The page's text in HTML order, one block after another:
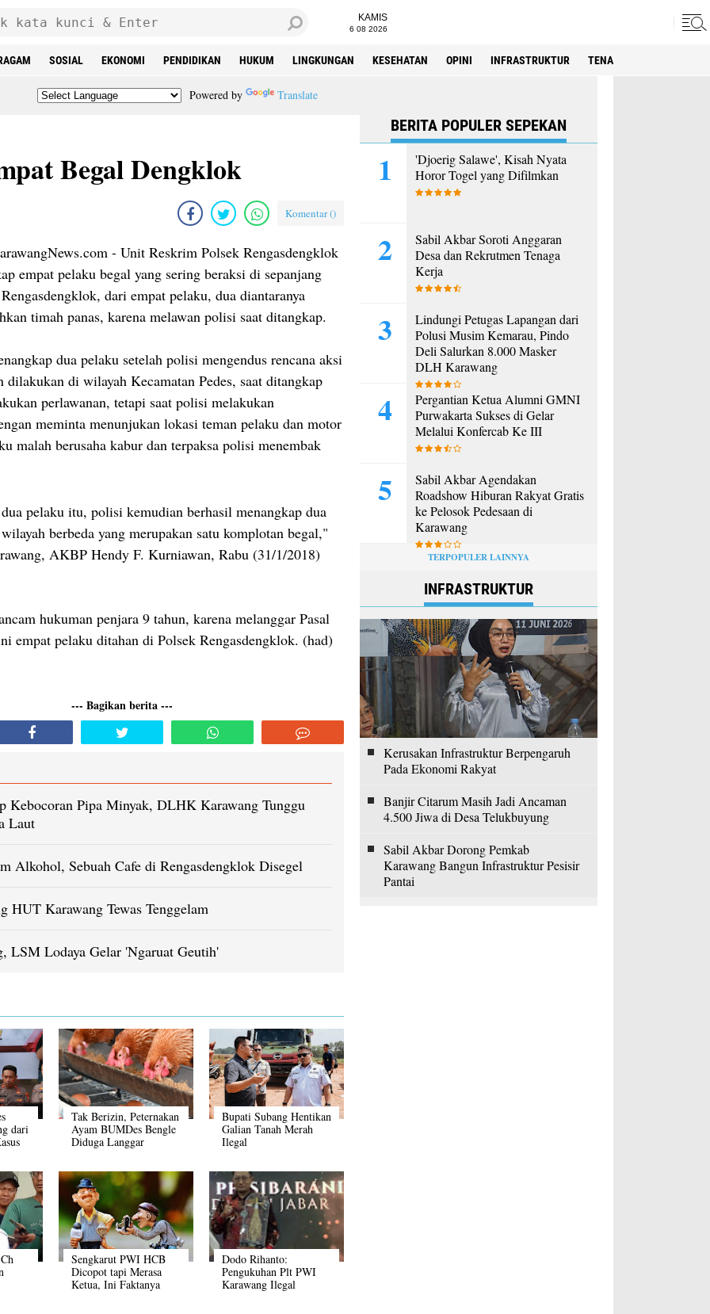
KAMIS
6 08 2026
SOSIAL EKONOMI PENDIDIKAN HUKUM LINGKUNGAN KESEHATAN OPINI INFRASTRUKTUR TENAGA KERJA
Powered by Translate
Begal Dengklok
Komentar ()
- Unit Reskrim Polsek Rengasdengklok
empat pelaku begal yang sering beraksi di sepanjang
dari empat pelaku, dua diantaranya
timah panas, karena melawan polisi saat ditangkap.
dua pelaku setelah polisi mengendus rencana aksi
dilakukan di wilayah Kecamatan Pedes, saat ditangkap
perlawanan, tetapi saat polisi melakukan
meminta menunjukan lokasi teman pelaku dan motor
malah berusaha kabur dan terpaksa polisi menembak
pelaku itu, polisi kemudian berhasil menangkap dua
berbeda yang merupakan satu komplotan begal,"
AKBP Hendy F. Kurniawan, Rabu (31/1/2018)
hukuman penjara 9 tahun, karena melanggar Pasal
empat pelaku ditahan di Polsek Rengasdengklok. (had)
--- Bagikan berita ---
Kebocoran Pipa Minyak, DLHK Karawang Tunggu
Laut
Alkohol, Sebuah Cafe di Rengasdengklok Disegel
HUT Karawang Tewas Tenggelam
LSM Lodaya Gelar 'Ngaruat Geutih'
dari
Tak Berizin, Peternakan
Ayam BUMDes Bengle
Diduga Langgar
Bupati Subang Hentikan
Galian Tanah Merah
Ilegal
Sengkarut PWI HCB
Dicopot tapi Merasa
Ketua, Ini Faktanya
Dodo Rihanto:
Pengukuhan Plt PWI
Karawang Ilegal
BERITA POPULER SEPEKAN
'Djoerig Salawe', Kisah Nyata
Horor Togel yang Difilmkan
Sabil Akbar Soroti Anggaran
Desa dan Rekrutmen Tenaga
Kerja
Lindungi Petugas Lapangan dari
Polusi Musim Kemarau, Pindo
Deli Salurkan 8.000 Masker
DLH Karawang
Pergantian Ketua Alumni GMNI
Purwakarta Sukses di Gelar
Melalui Konfercab Ke III
Sabil Akbar Agendakan
Roadshow Hiburan Rakyat Gratis
ke Pelosok Pedesaan di
Karawang
TERPOPULER LAINNYA
INFRASTRUKTUR
Kerusakan Infrastruktur Berpengaruh
Pada Ekonomi Rakyat
Banjir Citarum Masih Jadi Ancaman
4.500 Jiwa di Desa Telukbuyung
Sabil Akbar Dorong Pemkab
Karawang Bangun Infrastruktur Pesisir
Pantai